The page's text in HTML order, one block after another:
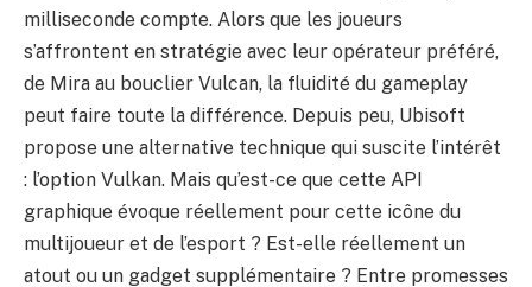
milliseconde compte. Alors que les joueurs
s’affrontent en stratégie avec leur opérateur préféré,
de Mira au bouclier Vulcan, la fluidité du gameplay
peut faire toute la différence. Depuis peu, Ubisoft
propose une alternative technique qui suscite l’intérêt
: l’option Vulkan. Mais qu’est-ce que cette API
graphique évoque réellement pour cette icône du
multijoueur et de l’esport ? Est-elle réellement un
atout ou un gadget supplémentaire ? Entre promesses